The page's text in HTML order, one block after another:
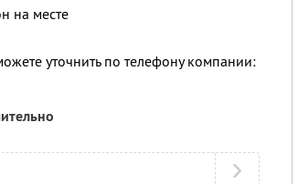
на месте
уточнить по телефону компании: